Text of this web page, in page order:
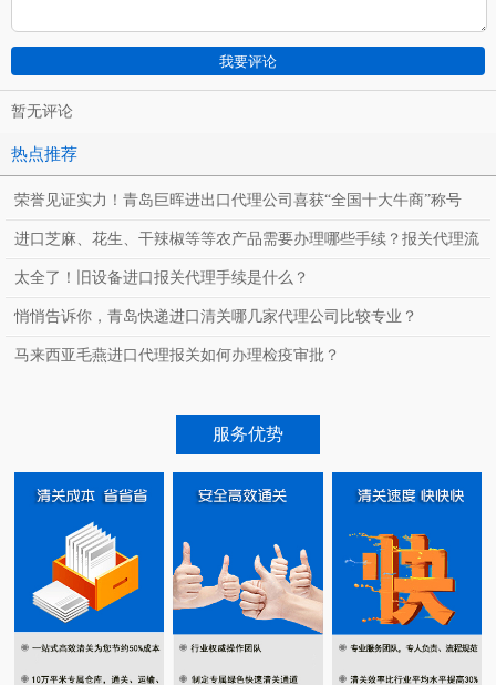
暂无评论
热点推荐
荣誉见证实力！青岛巨晖进出口代理公司喜获“全国十大牛商”称号
进口芝麻、花生、干辣椒等等农产品需要办理哪些手续？报关代理流
程？
太全了！旧设备进口报关代理手续是什么？
悄悄告诉你，青岛快递进口清关哪几家代理公司比较专业？
马来西亚毛燕进口代理报关如何办理检疫审批？
服务优势